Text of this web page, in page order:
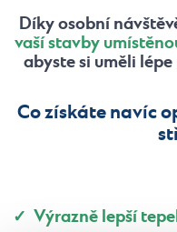
Díky osobní
vaší stavby
abyste si uměli
Co získáte navíc
✓ Výrazně lepší